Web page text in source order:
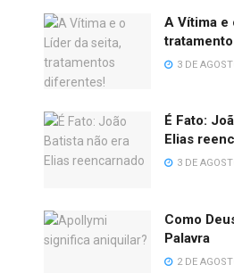
A Vítima e
3 DE
É Fato:
Elias
3 DE
Como
Palavra
2 DE